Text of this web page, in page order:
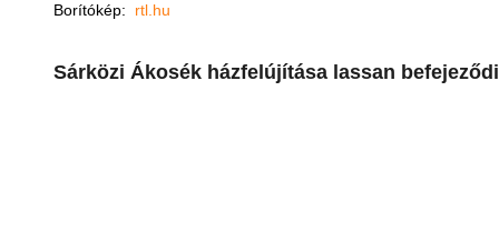
Borítókép: rtl.hu
Sárközi Ákosék házfelújítása lassan